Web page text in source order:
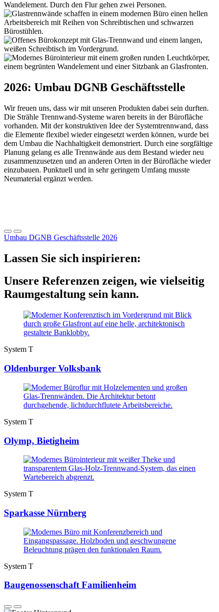
2026: Umbau DGNB Geschäftsstelle
Wir freuen uns, dass wir mit unseren Produkten dabei sein durften.
Die Strähle Trennwand-Systeme waren bereits in der Bürofläche
vorhanden. Mit der konstruktiven Idee der Systemtrennwand, dass
die Elemente flexibel wieder eingesetzt werden können, wurde bei
dem Umbau die Nachhaltigkeit demonstriert. Durch eine sorgfältige
Planung gelang es alle Trennwände aus dem Bestand wieder neu
zusammenzusetzen und an anderen Orten in der Bürofläche wieder
einzubauen. Punktuell und in sehr geringem Umfang musste
Neumaterial ergänzt werden.
Umbau DGNB Geschäftsstelle 2026
Lassen Sie sich inspirieren:
Unsere Referenzen zeigen, wie vielseitig
Raumgestaltung sein kann.
System T
Oldenburger Volksbank
System T
Olymp, Bietigheim
System T
Sparkasse Nürnberg
System T
Baugenossenschaft Familienheim